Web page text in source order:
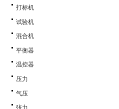
打标机
试验机
混合机
平衡器
温控器
压力
气压
张力